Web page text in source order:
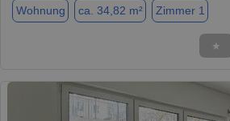
Wohnung ca. 34,82 m² Zimmer 1
★